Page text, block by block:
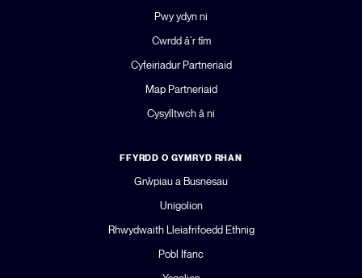
Pwy ydyn ni
Cwrdd â’r tîm
Cyfeiriadur Partneriaid
Map Partneriaid
Cysylltwch â ni
FFYRDD O GYMRYD RHAN
Grŵpiau a Busnesau
Unigolion
Rhwydwaith Lleiafrifoedd Ethnig
Pobl Ifanc